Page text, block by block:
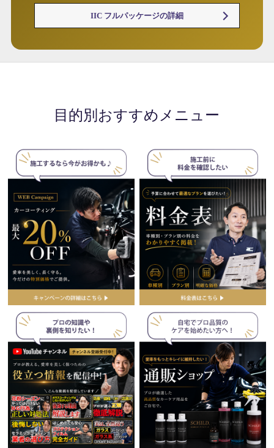
IIC フルパッケージの詳細
目的別おすすめメニュー